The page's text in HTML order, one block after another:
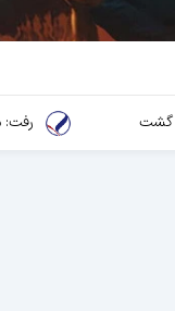
گشت رفت: